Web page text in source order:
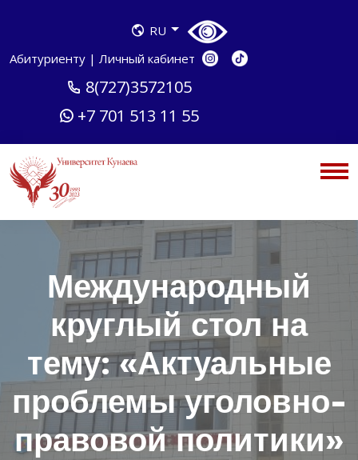
RU
Абитуриенту | Личный кабинет
8(727)3572105
+7 701 513 11 55
Международный
круглый стол на
тему: «Актуальные
проблемы уголовно-
правовой политики»